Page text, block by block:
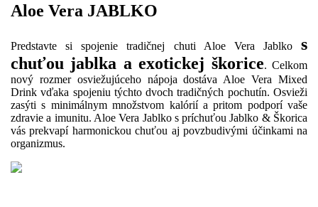
Aloe Vera JABLKO
Predstavte si spojenie tradičnej chuti Aloe Vera Jablko s
chuťou jablka a exotickej škorice. Celkom
nový rozmer osviežujúceho nápoja dostáva Aloe Vera Mixed
Drink vďaka spojeniu týchto dvoch tradičných pochutín. Osvieži
zasýti s minimálnym množstvom kalórií a pritom podporí vaše
zdravie a imunitu. Aloe Vera Jablko s príchuťou Jablko & Škorica
vás prekvapí harmonickou chuťou aj povzbudivými účinkami na
organizmus.